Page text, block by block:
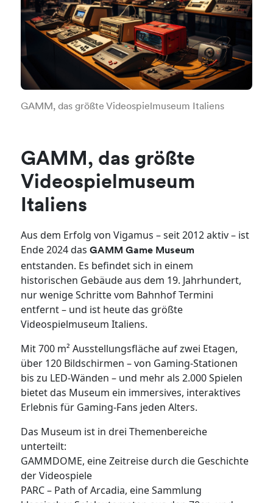
GAMM, das größte Videospielmuseum Italiens
GAMM, das größte
Videospielmuseum
Italiens
Aus dem Erfolg von Vigamus – seit 2012 aktiv – ist
Ende 2024 dasGAMM Game Museum
entstanden. Es befindet sich in einem
historischen Gebäude aus dem 19. Jahrhundert,
nur wenige Schritte vom Bahnhof Termini
entfernt – und ist heute das größte
Videospielmuseum Italiens.
Mit 700 m² Ausstellungsfläche auf zwei Etagen,
über 120 Bildschirmen – von Gaming-Stationen
bis zu LED-Wänden – und mehr als 2.000 Spielen
bietet das Museum ein immersives, interaktives
Erlebnis für Gaming-Fans jeden Alters.
Das Museum ist in drei Themenbereiche
unterteilt:
GAMMDOME, eine Zeitreise durch die Geschichte
der Videospiele
PARC – Path of Arcadia, eine Sammlung